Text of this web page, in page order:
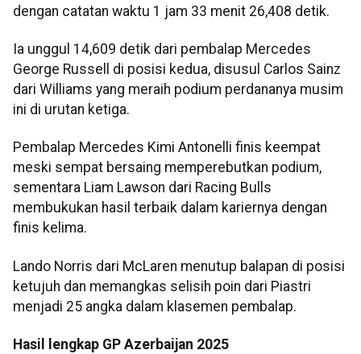
dengan catatan waktu 1 jam 33 menit 26,408 detik.
Ia unggul 14,609 detik dari pembalap Mercedes
George Russell di posisi kedua, disusul Carlos Sainz
dari Williams yang meraih podium perdananya musim
ini di urutan ketiga.
Pembalap Mercedes Kimi Antonelli finis keempat
meski sempat bersaing memperebutkan podium,
sementara Liam Lawson dari Racing Bulls
membukukan hasil terbaik dalam kariernya dengan
finis kelima.
Lando Norris dari McLaren menutup balapan di posisi
ketujuh dan memangkas selisih poin dari Piastri
menjadi 25 angka dalam klasemen pembalap.
Hasil lengkap GP Azerbaijan 2025